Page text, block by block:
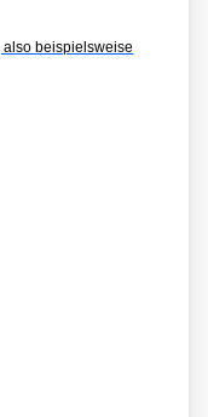
also beispielsweise